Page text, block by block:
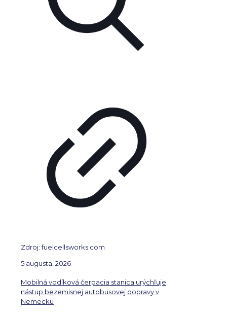
Zdroj: fuelcellsworks.com
5 augusta, 2026
Mobilná vodíková čerpacia stanica urýchľuje
nástup bezemisnej autobusovej dopravy v
Nemecku